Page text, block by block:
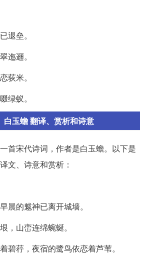
退垒。
迤逦。
荻米。
绿蚁。
白玉蟾 翻译、赏析和诗意
首宋代诗词，作者是白玉蟾。以下是
文、诗意和赏析：
晨的魃神已离开城墙。
，山峦连绵蜿蜒。
碧荇，夜宿的鹭鸟依恋着芦苇。